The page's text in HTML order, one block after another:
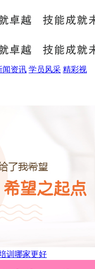
闻资讯 学员风采 精彩视
训哪家更好